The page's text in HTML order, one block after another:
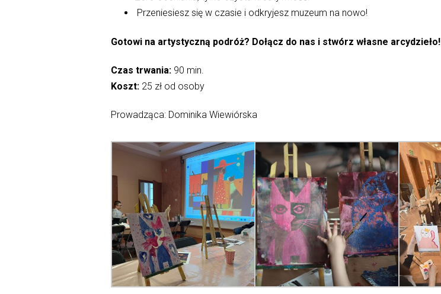
Przeniesiesz się w czasie i odkryjesz muzeum na nowo!
Gotowi na artystyczną podróż? Dołącz do nas i stwórz własne arcydzieło!
Czas trwania:90 min.
Koszt:25 zł od osoby
Prowadząca: Dominika Wiewiórska